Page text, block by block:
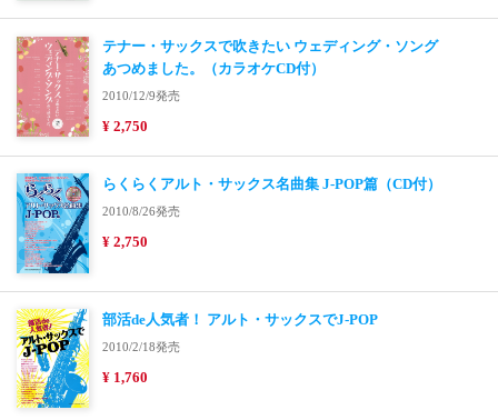
テナー・サックスで吹きたい ウェディング・ソング
あつめました。（カラオケCD付）
2010/12/9発売
¥ 2,750
らくらくアルト・サックス名曲集 J-POP篇（CD付）
2010/8/26発売
¥ 2,750
部活de人気者！ アルト・サックスでJ-POP
2010/2/18発売
¥ 1,760